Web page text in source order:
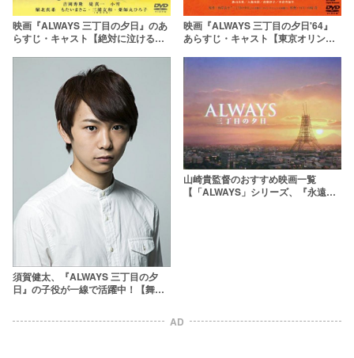
映画『ALWAYS 三丁目の夕日』のあ
らすじ・キャスト【絶対に泣ける名
映画『ALWAYS 三丁目の夕日'64』
あらすじ・キャスト【東京オリンピ
須賀健太、『ALWAYS 三丁目の夕
日』の子役が一線で活躍中！【舞台
山崎貴監督のおすすめ映画一覧
【「ALWAYS」シリーズ、『永遠の
AD